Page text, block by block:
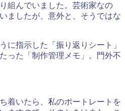
組んでいました。芸術家なの
ましたが、意外と、そうではな
に指示した「振り返りシート」
った「制作管理メモ」。門外不
着いたら、私のポートレートを